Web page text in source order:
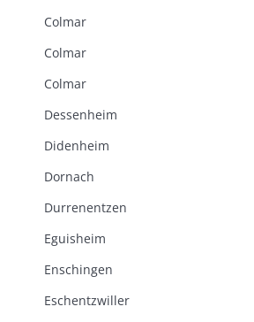
Colmar
Colmar
Colmar
Dessenheim
Didenheim
Dornach
Durrenentzen
Eguisheim
Enschingen
Eschentzwiller